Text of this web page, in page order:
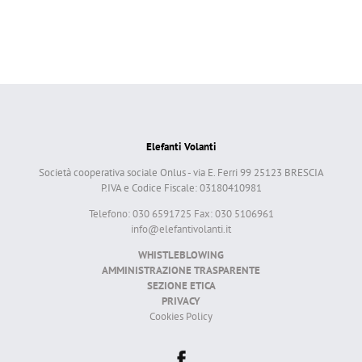
Elefanti Volanti
Società cooperativa sociale Onlus - via E. Ferri 99 25123 BRESCIA
P.IVA e Codice Fiscale: 03180410981
Telefono: 030 6591725 Fax: 030 5106961
info@elefantivolanti.it
WHISTLEBLOWING
AMMINISTRAZIONE TRASPARENTE
SEZIONE ETICA
PRIVACY
Cookies Policy